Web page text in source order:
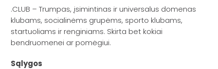
.CLUB – Trumpas, įsimintinas ir universalus domenas
klubams, socialinėms grupėms, sporto klubams,
startuoliams ir renginiams. Skirta bet kokiai
bendruomenei ar pomėgiui.
Sąlygos